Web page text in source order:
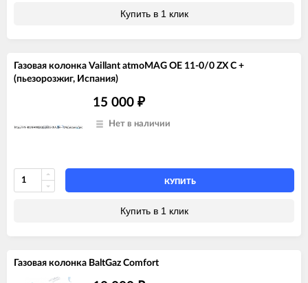
Купить в 1 клик
Газовая колонка Vaillant atmoMAG OE 11-0/0 ZX C +
(пьезорозжиг, Испания)
15 000 ₽
Нет в наличии
КУПИТЬ
Купить в 1 клик
Газовая колонка BaltGaz Comfort